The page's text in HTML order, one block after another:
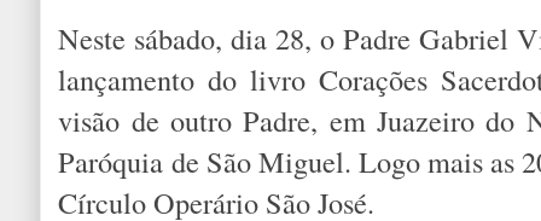
Neste sábado, dia 28, o Padre Gabriel
lançamento do livro Corações
visão de outro Padre, em Juazeiro do
Paróquia de São Miguel. Logo mais as
Círculo Operário São José.